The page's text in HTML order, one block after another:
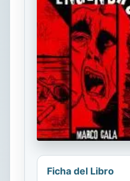
Ficha del Libro